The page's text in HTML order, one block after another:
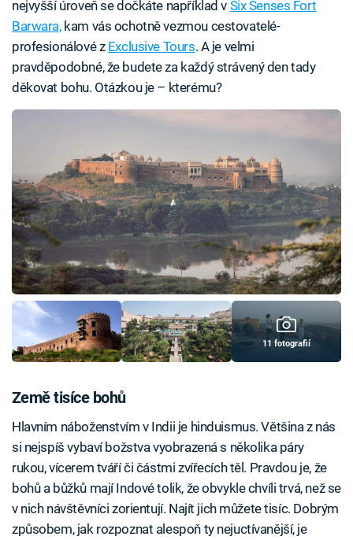
nejvyšší úroveň se dočkáte například v Six Senses Fort
Barwara,kam vás ochotně vezmou cestovatelé-
profesionálové z Exclusive Tours. A je velmi
pravděpodobné, že budete za každý strávený den tady
děkovat bohu. Otázkou je – kterému?
11 fotografií
Země tisíce bohů
Hlavním náboženstvím v Indii je hinduismus. Většina z nás
si nejspíš vybaví božstva vyobrazená s několika páry
rukou, vícerem tváří či částmi zvířecích těl. Pravdou je, že
bohů a bůžků mají Indové tolik, že obvykle chvíli trvá, než se
v nich návštěvníci zorientují. Najít jich můžete tisíc. Dobrým
způsobem, jak rozpoznat alespoň ty nejuctívanější, je